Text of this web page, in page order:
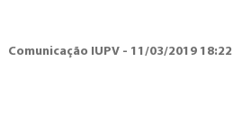
Comunicação IUPV - 11/03/2019 18:22